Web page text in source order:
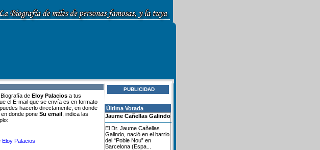
de Eloy Palacios a tus
el E-mail que se envía es en formato
hacerlo directamente, en donde
en donde pone Su email , indica las
Eloy Palacios
PUBLICIDAD
Última Votada
Jaume Cañellas Galindo
El Dr. Jaume Cañellas
Galindo, nació en el barrio
del “Poble Nou” en
Barcelona (Espa...